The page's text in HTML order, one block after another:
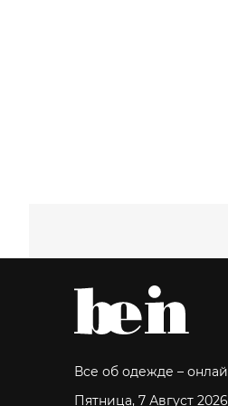
Все об одежде –
Пятница, 7 Август 2026